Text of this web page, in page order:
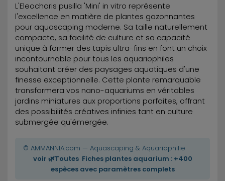
L'Eleocharis pusilla 'Mini' in vitro représente
l'excellence en matière de plantes gazonnantes
pour aquascaping moderne. Sa taille naturellement
compacte, sa facilité de culture et sa capacité
unique à former des tapis ultra-fins en font un choix
incontournable pour tous les aquariophiles
souhaitant créer des paysages aquatiques d'une
finesse exceptionnelle. Cette plante remarquable
transformera vos nano-aquariums en véritables
jardins miniatures aux proportions parfaites, offrant
des possibilités créatives infinies tant en culture
submergée qu'émergée.
© AMMANNIA.com — Aquascaping & Aquariophilie
voir 🌿Toutes Fiches plantes aquarium : +400
espèces avec paramètres complets